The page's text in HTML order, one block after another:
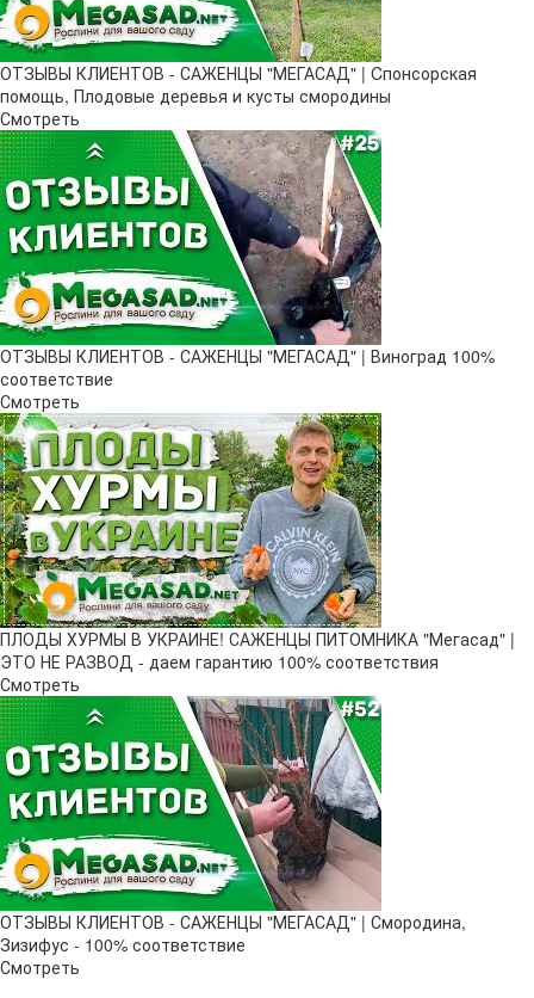
ОТЗЫВЫ КЛИЕНТОВ - САЖЕНЦЫ "МЕГАСАД" | Cпонсорская
помощь, Плодовые деревья и кусты смородины
Смотреть
ОТЗЫВЫ КЛИЕНТОВ - САЖЕНЦЫ "МЕГАСАД" | Виноград 100%
соответствие
Смотреть
ПЛОДЫ ХУРМЫ В УКРАИНЕ! САЖЕНЦЫ ПИТОМНИКА "Мегасад" |
ЭТО НЕ РАЗВОД - даем гарантию 100% соответствия
Смотреть
ОТЗЫВЫ КЛИЕНТОВ - САЖЕНЦЫ "МЕГАСАД" | Смородина,
Зизифус - 100% соответствие
Смотреть